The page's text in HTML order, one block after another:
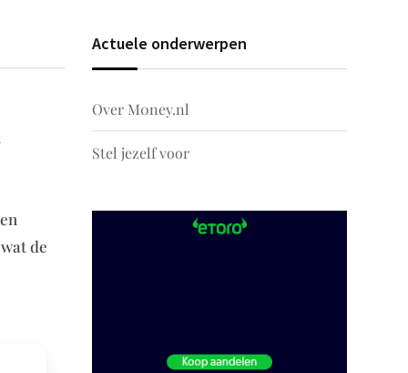
de
Actuele onderwerpen
Over M0ney.nl
Stel jezelf voor